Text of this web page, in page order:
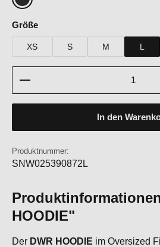
Jet Black
Größeauswählen
XS S M L
Produkt Anzahl: Gib den
In den
Produktnummer:
SNW025390872L
HOODIE"
Der DWR HOODIE im Oversized